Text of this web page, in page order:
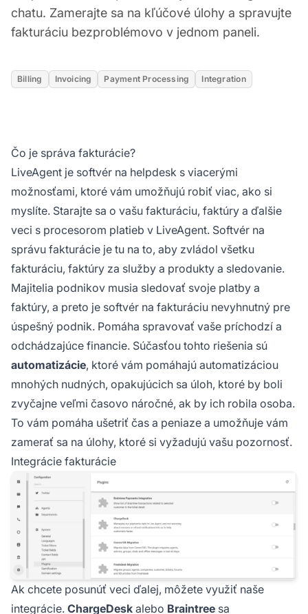
chatu. Zamerajte sa na kľúčové úlohy a spravujte
fakturáciu bezproblémovo v jednom paneli.
Billing Invoicing Payment Processing Integration
Čo je správa fakturácie?
LiveAgent je softvér na helpdesk s viacerými
možnosťami, ktoré vám umožňujú robiť viac, ako si
myslíte. Starajte sa o vašu fakturáciu, faktúry a ďalšie
veci s procesorom platieb v LiveAgent. Softvér na
správu fakturácie je tu na to, aby zvládol všetku
fakturáciu, faktúry za služby a produkty a sledovanie.
Majitelia podnikov musia sledovať svoje platby a
faktúry, a preto je softvér na fakturáciu nevyhnutný pre
úspešný podnik. Pomáha spravovať vaše príchodzí a
odchádzajúce financie. Súčasťou tohto riešenia sú
automatizácie, ktoré vám pomáhajú automatizáciou
mnohých nudných, opakujúcich sa úloh, ktoré by boli
zvyčajne veľmi časovo náročné, ak by ich robila osoba.
To vám pomáha ušetriť čas a peniaze a umožňuje vám
zamerať sa na úlohy, ktoré si vyžadujú vašu pozornosť.
Integrácie fakturácie
Ak chcete posunúť veci ďalej, môžete využiť naše
integrácie. ChargeDesk alebo Braintree sa